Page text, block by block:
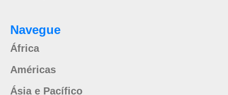
Navegue
África
Américas
Ásia e Pacífico